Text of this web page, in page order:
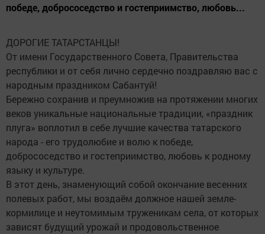
победе, добрососедство и гостеприимство, любовь...
ДОРОГИЕ ТАТАРСТАНЦЫ!
От имени Государственного Совета, Правительства
республики и от себя лично сердечно поздравляю вас с
народным праздником Сабантуй!
Бережно сохранив и преумножив на протяжении многих
веков уникальные национальные традиции, «праздник
плуга» воплотил в себе лучшие качества татарского
народа - его трудолюбие и волю к победе,
добрососедство и гостеприимство, любовь к родному
языку и культуре.
В этот день, знаменующий собой окончание весенних
полевых работ, мы воздаём должное нашей земле-
кормилице и неутомимым труженикам села, от которых
зависят будущий урожай и продовольственное